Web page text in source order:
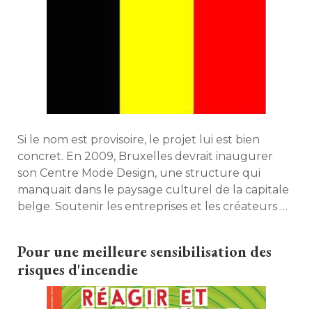
Si le nom est provisoire, le projet lui est bien
concret. En 2009, Bruxelles devrait inaugurer
son Centre Mode Design, une structure qui
manquait dans le paysage culturel de la capitale
belge. Soutenir les entreprises et les créateurs de
nouvelle plateforme devant s'installer au cœur
du quartier Dansaert.
Pour une meilleure sensibilisation des
risques d'incendie